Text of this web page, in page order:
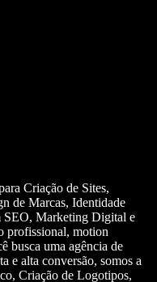
Criação de Sites,
de Marcas, Identidade
SEO, Marketing Digital e
profissional, motion
busca uma agência de
e alta conversão, somos a
Criação de Logotipos,